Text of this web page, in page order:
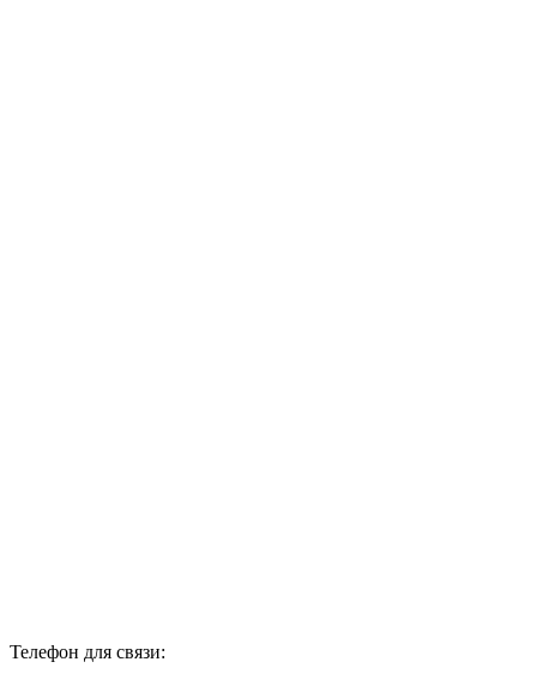
Телефон для связи: